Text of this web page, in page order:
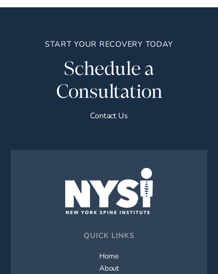
START YOUR RECOVERY TODAY
Schedule a
Consultation
Contact Us
QUICK LINKS
Home
About